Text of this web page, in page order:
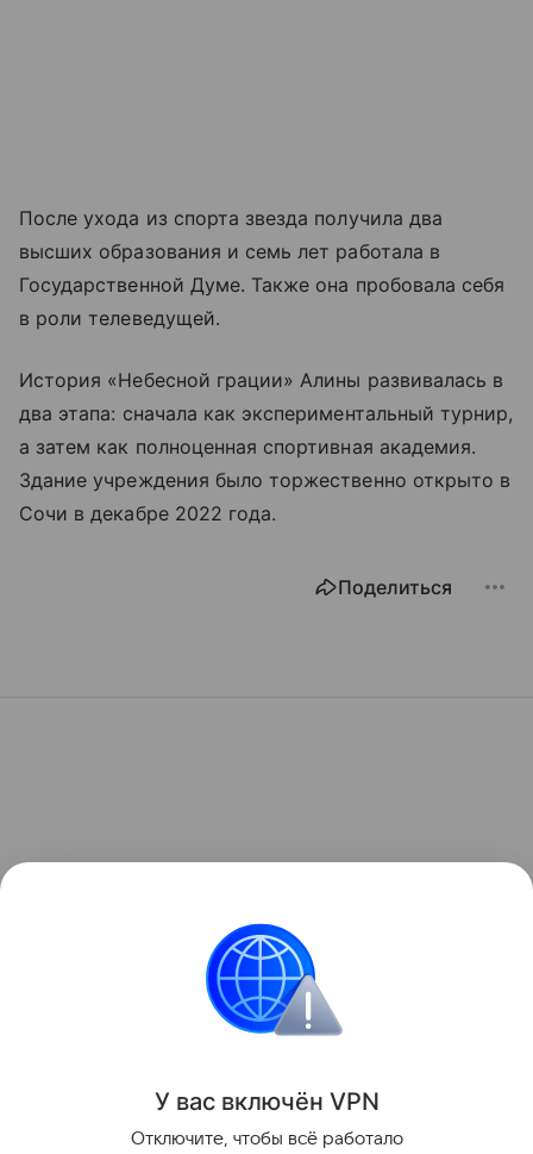
После ухода из спорта звезда получила два
высших образования и семь лет работала в
Государственной Думе. Также она пробовала себя
в роли телеведущей.
История «Небесной грации» Алины развивалась в
два этапа: сначала как экспериментальный турнир,
а затем как полноценная спортивная академия.
Здание учреждения было торжественно открыто в
Сочи в декабре 2022 года.
Поделиться
У вас включён VPN
Отключите, чтобы всё работало